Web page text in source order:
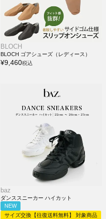
BLOCH
BLOCH ゴアシューズ（レディース）
¥9,460税込
baz
ダンススニーカー ハイカット
NEW
サイズ交換【往復送料無料】 対象商品